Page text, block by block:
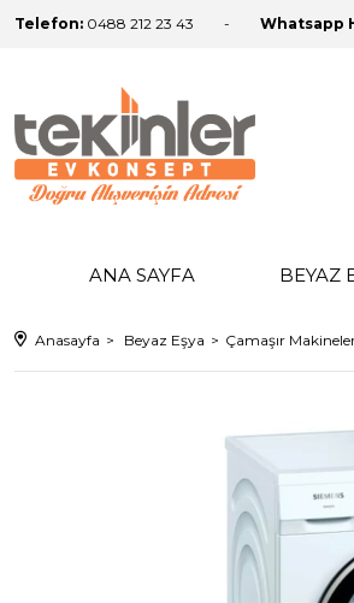
Telefon: 0488 212 23 43 Whatsapp
ANA SAYFA BEYAZ
Anasayfa Beyaz Eşya Çamaşır